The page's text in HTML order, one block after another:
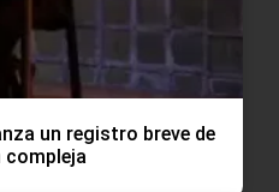
un registro breve de